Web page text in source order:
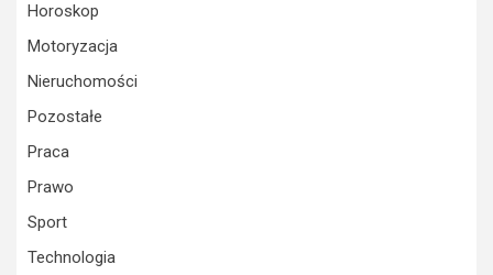
Horoskop
Motoryzacja
Nieruchomości
Pozostałe
Praca
Prawo
Sport
Technologia